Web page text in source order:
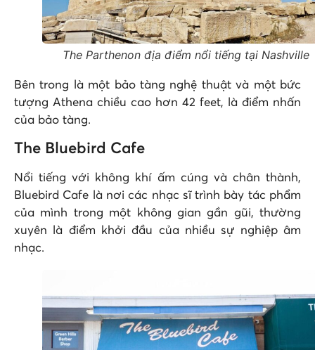
The Parthenon địa điểm nổi tiếng tại Nashville
Bên trong là một bảo tàng nghệ thuật và một bức
tượng Athena chiều cao hơn 42 feet, là điểm nhấn
của bảo tàng.
The Bluebird Cafe
Nổi tiếng với không khí ấm cúng và chân thành,
Bluebird Cafe là nơi các nhạc sĩ trình bày tác phẩm
của mình trong một không gian gần gũi, thường
xuyên là điểm khởi đầu của nhiều sự nghiệp âm
nhạc.